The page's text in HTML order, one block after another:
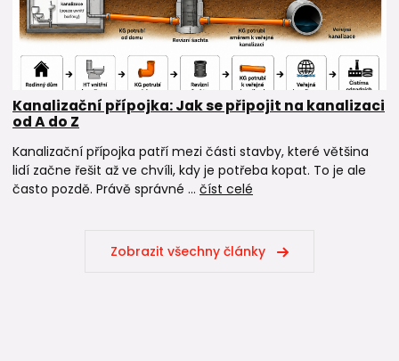
Kanalizační přípojka: Jak se připojit na kanalizaci
od A do Z
Kanalizační přípojka patří mezi části stavby, které většina
lidí začne řešit až ve chvíli, kdy je potřeba kopat. To je ale
často pozdě. Právě správné ... číst celé
Zobrazit všechny články